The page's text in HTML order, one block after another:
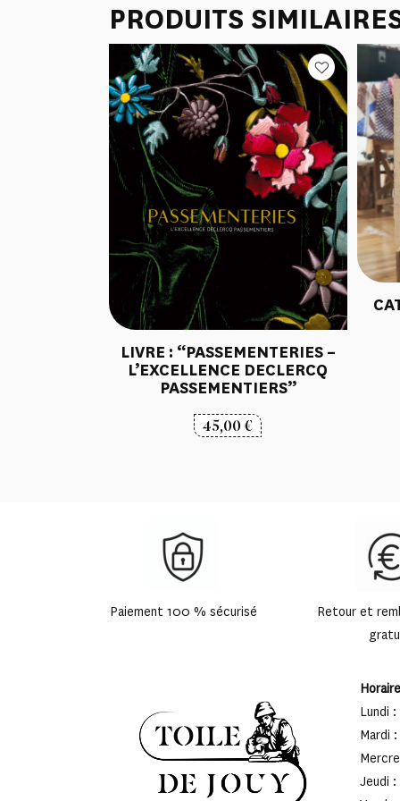
PRODUITS
LIVRE : “PASSEMENTERIES –
L’EXCELLENCE DECLERCQ
PASSEMENTIERS”
45,00€
Paiement 100 % sécurisé
Retour et
Lundi
Mardi :
Jeudi :